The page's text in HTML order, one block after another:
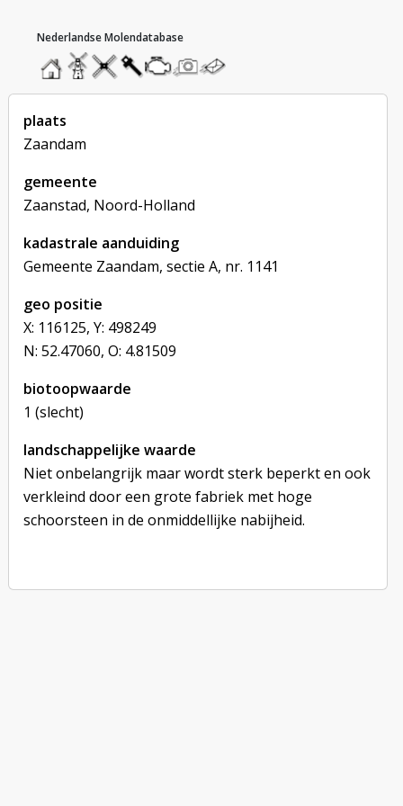
homemolendatabase
roedendatabase
assendatabase
motorendatabase
stuur
een
foto
stuur
een
bericht
plaats
Zaandam
gemeente
Zaanstad, Noord-Holland
kadastrale aanduiding
Gemeente Zaandam, sectie A, nr. 1141
geo positie
X: 116125, Y: 498249
N: 52.47060, O: 4.81509
biotoopwaarde
1 (slecht)
landschappelijke waarde
Niet onbelangrijk maar wordt sterk beperkt en ook
verkleind door een grote fabriek met hoge
schoorsteen in de onmiddellijke nabijheid.